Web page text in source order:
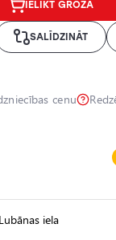
IELIKT GROZĀ
SALĪDZINĀT
cenu
iela